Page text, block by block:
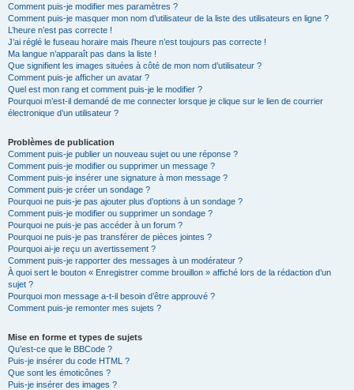
Comment puis-je modifier mes paramètres ?
Comment puis-je masquer mon nom d’utilisateur de la liste des utilisateurs en ligne ?
L’heure n’est pas correcte !
J’ai réglé le fuseau horaire mais l’heure n’est toujours pas correcte !
Ma langue n’apparaît pas dans la liste !
Que signifient les images situées à côté de mon nom d’utilisateur ?
Comment puis-je afficher un avatar ?
Quel est mon rang et comment puis-je le modifier ?
Pourquoi m’est-il demandé de me connecter lorsque je clique sur le lien de courrier
électronique d’un utilisateur ?
Problèmes de publication
Comment puis-je publier un nouveau sujet ou une réponse ?
Comment puis-je modifier ou supprimer un message ?
Comment puis-je insérer une signature à mon message ?
Comment puis-je créer un sondage ?
Pourquoi ne puis-je pas ajouter plus d’options à un sondage ?
Comment puis-je modifier ou supprimer un sondage ?
Pourquoi ne puis-je pas accéder à un forum ?
Pourquoi ne puis-je pas transférer de pièces jointes ?
Pourquoi ai-je reçu un avertissement ?
Comment puis-je rapporter des messages à un modérateur ?
À quoi sert le bouton « Enregistrer comme brouillon » affiché lors de la rédaction d’un
sujet ?
Pourquoi mon message a-t-il besoin d’être approuvé ?
Comment puis-je remonter mes sujets ?
Mise en forme et types de sujets
Qu’est-ce que le BBCode ?
Puis-je insérer du code HTML ?
Que sont les émoticônes ?
Puis-je insérer des images ?